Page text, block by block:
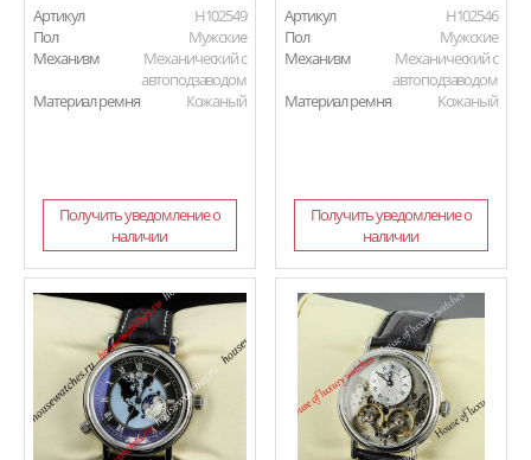
Артикул
H102549
Пол
Мужские
Механизм
Механический с
автоподзаводом
Материал ремня
Кожаный
Получить уведомление о
наличии
Артикул
H102546
Пол
Мужские
Механизм
Механический с
автоподзаводом
Материал ремня
Кожаный
Получить уведомление о
наличии